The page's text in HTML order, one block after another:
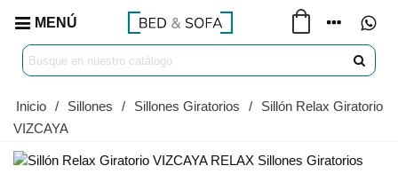
MENÚ
Inicio / Sillones / Sillones Giratorios /
Sillón Relax Giratorio
VIZCAYA